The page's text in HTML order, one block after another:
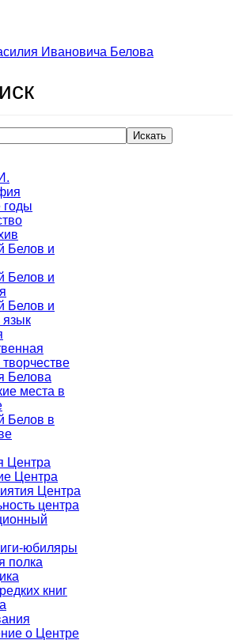
Ивановича Белова
Искать
годы
Белов и
Белов и
Белов и
язык
Белова
места в
Белов в
Центра
Центра
Центра
центра
юбиляры
полка
книг
о Центре